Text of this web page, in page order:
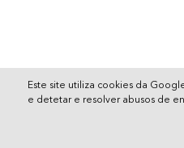
Este site utiliza cookies da
e detetar e resolver abusos de